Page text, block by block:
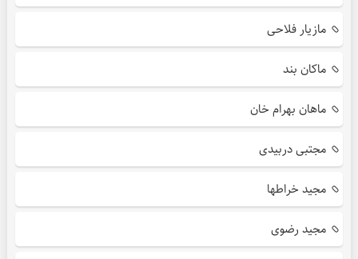
مازیار فلاحی
ماکان بند
ماهان بهرام خان
مجتبی دربیدی
مجید خراطها
مجید رضوی